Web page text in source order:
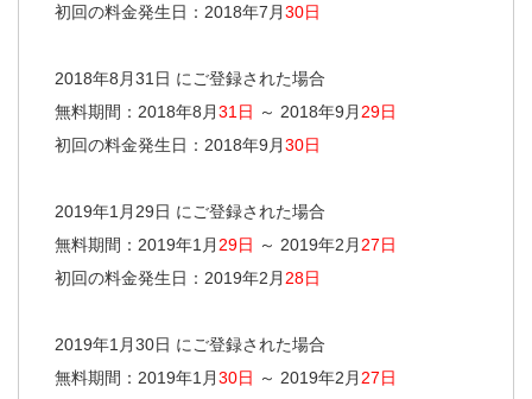
初回の料金発生日：2018年7月30日
2018年8月31日 にご登録された場合
無料期間：2018年8月31日 ～ 2018年9月 29日
初回の料金発生日：2018年9月30日
2019年1月29日 にご登録された場合
無料期間：2019年1月 29日 ～ 2019年2月 27日
初回の料金発生日：2019年2月 28日
2019年1月30日 にご登録された場合
無料期間：2019年1月30日 ～ 2019年2月 27日